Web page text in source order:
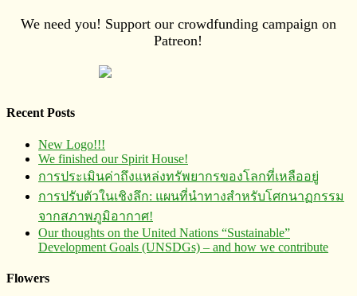
We need you! Support our crowdfunding campaign on
Patreon!
Recent Posts
New Logo!!!
We finished our Spirit House!
การประเมินค่าถึงแหล่งทรัพยากร​ของโลกที่เหลืออยู่
การปรับตัวในเชิงลึก: แผนที่นำทางสำหรับโศกนาฏกรรม
จากสภาพภูมิอากาศ!
Our thoughts on the United Nations “Sustainable”
Development Goals (UNSDGs) – and how we contribute
Flowers